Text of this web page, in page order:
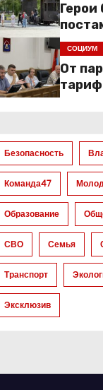
Герои
СОЦИУМ
От
Безопасность
Команда47
Образование
СВО Семья
Транспорт
Эксклюзив